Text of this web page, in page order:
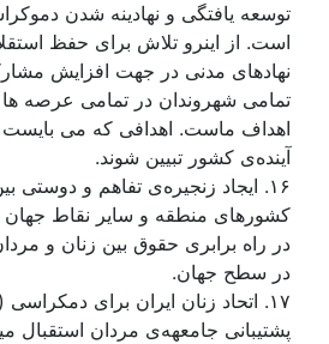
توسعه يافتگی و نهادينه شدن
است. از اينرو تلاش برای حفظ
نهادهای مدنی در جهت افزايش
تمامی شهروندان در تمامی عرصه ها
اهداف ماست. اهدافی که می
آيندەی کشور تبيين شوند.
۱۶. ايجاد زنجيرەی تفاهم و دوستی
کشورهای منطقه و ساير نقاط
در راه برابری حقوق بين زنان و
در سطح جهان.
۱۷. اتحاد زنان ايران برای
پشتيبانی جامعهەی مردان استقبال